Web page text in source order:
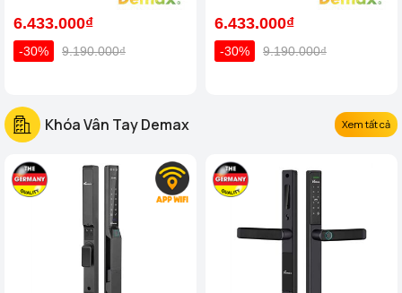
6.433.000₫
-30% 9.190.000₫
6.433.000₫
-30% 9.190.000₫
Khóa Vân Tay Demax Xem tất cả